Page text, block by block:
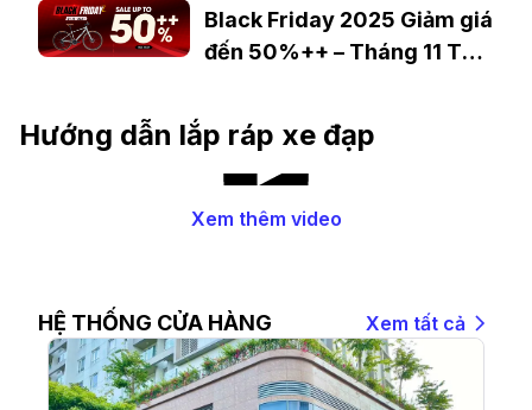
Black Friday 2025 Giảm giá
đến 50%++ – Tháng 11 Thời
đáy
Hướng dẫn lắp ráp xe đạp
Xem thêm video
HỆ THỐNG CỬA HÀNG Xem tất cả